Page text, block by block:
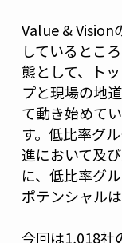
Value & Vision
しているとこ
態として、ト
プと現場の地
て動き始めて
す。低比率グ
進において及
に、低比率グ
ポテンシャル
今回は1,018社